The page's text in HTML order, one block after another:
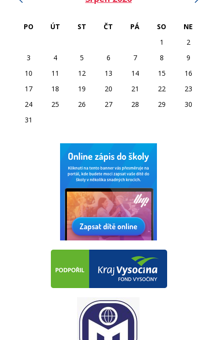
PO ÚT ST ČT PÁ SO
NE
1
2
3
4 5 6 7 8
9
10
11 12 13 14 15
16
17
18 19 20 21 22
23
24
25 26 27 28 29
30
31